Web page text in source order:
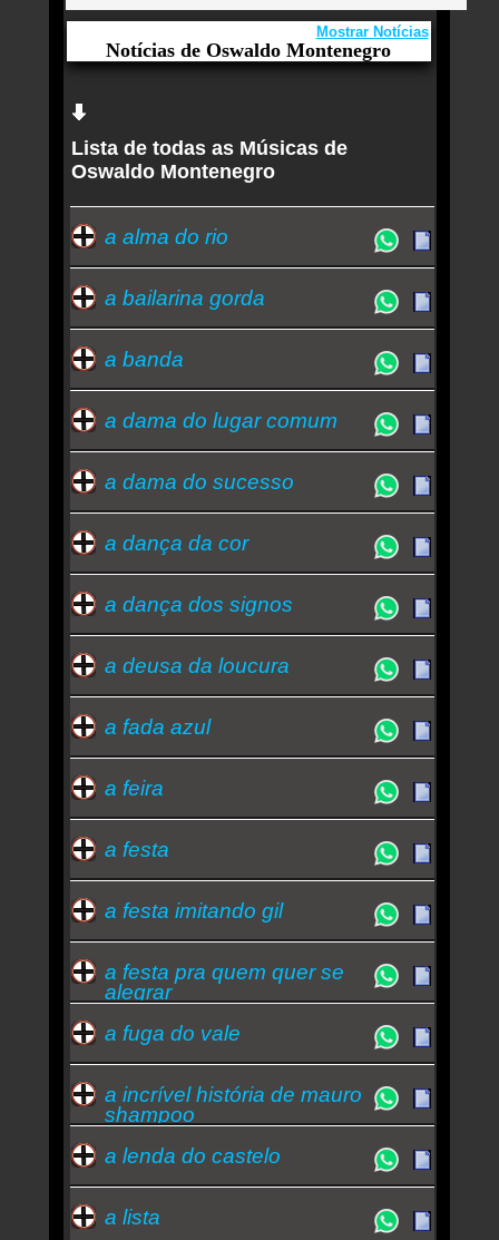
Notícias de Oswaldo Montenegro
Mostrar Notícias
Aqui você curte Oswaldo Montenegro e seus
Sucessos, Antigas, Novas e os Lançamentos.
Marina Lima tem vozes de Mano Brown e
Fernanda Montenegro em faixa colaborativa do
álbum 'Ópera Grunkie'
Quem ouve Oswaldo Montenegro tambem ouve: -
mano a mano-
mano brown
Essa semana a música mais ouvida é a lista -
Oswaldo Montenegro
Lista de todas as Músicas de
Oswaldo Montenegro
a alma do rio
a bailarina gorda
a banda
a dama do lugar comum
a dama do sucesso
a dança da cor
a dança dos signos
a deusa da loucura
a fada azul
a feira
a festa
a festa imitando gil
a festa pra quem quer se
alegrar
a fuga do vale
a incrível história de mauro
shampoo
a lenda do castelo
a lista